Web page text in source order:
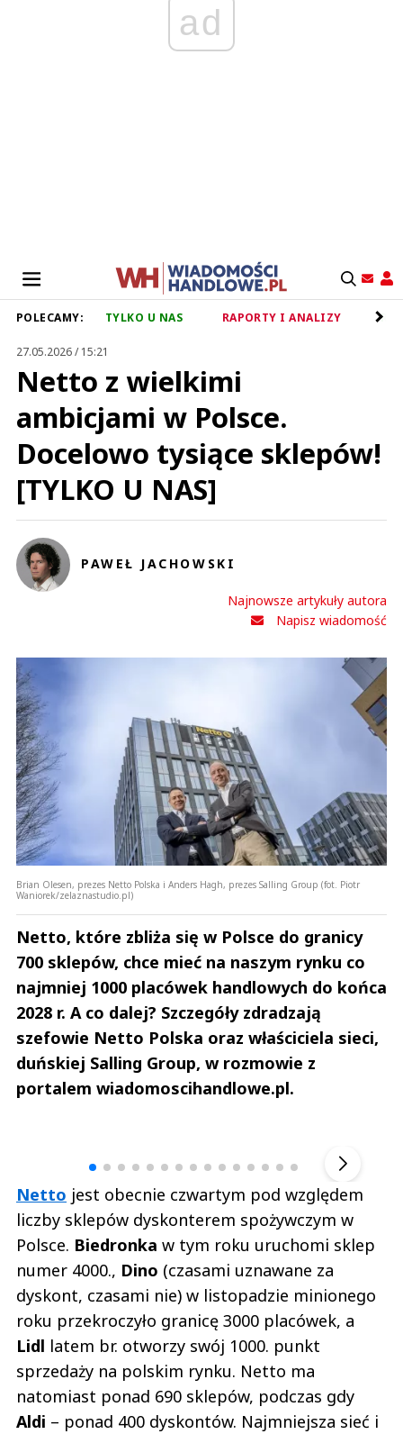
ad
POLECAMY: TYLKO U NAS RAPORTY I ANALIZY
27.05.2026 / 15:21
Netto z wielkimi
ambicjami w Polsce.
Docelowo tysiące sklepów!
[TYLKO U NAS]
PAWEŁ JACHOWSKI
Najnowsze artykuły autora
Napisz wiadomość
Brian Olesen, prezes Netto Polska i Anders Hagh, prezes Salling Group (fot. Piotr
Waniorek/zelaznastudio.pl)
Netto, które zbliża się w Polsce do granicy
700 sklepów, chce mieć na naszym rynku co
najmniej 1000 placówek handlowych do końca
2028 r. A co dalej? Szczegóły zdradzają
szefowie Netto Polska oraz właściciela sieci,
duńskiej Salling Group, w rozmowie z
portalem wiadomoscihandlowe.pl.
Netto jest obecnie czwartym pod względem
liczby sklepów dyskonterem spożywczym w
Polsce. Biedronka w tym roku uruchomi sklep
numer 4000., Dino (czasami uznawane za
dyskont, czasami nie) w listopadzie minionego
roku przekroczyło granicę 3000 placówek, a
Lidl latem br. otworzy swój 1000. punkt
sprzedaży na polskim rynku. Netto ma
natomiast ponad 690 sklepów, podczas gdy
Aldi – ponad 400 dyskontów. Najmniejsza sieć i